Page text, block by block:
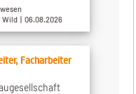
| 06.08.2026
Facharbeiter